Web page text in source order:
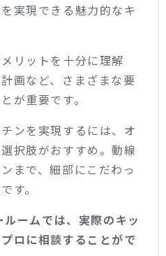
実現できる魅力的なキ
リットを十分に理解
画など、さまざまな要
が重要です。
ンを実現するには、オ
択肢がおすすめ。動線
まで、細部にこだわっ
す。
ームでは、実際のキッ
ロに相談することがで